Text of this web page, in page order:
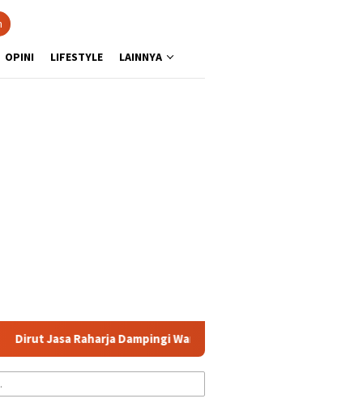
OPINI LIFESTYLE LAINNYA
Raharja Dampingi Wamenhub Tinjau Penanganan Korban KM